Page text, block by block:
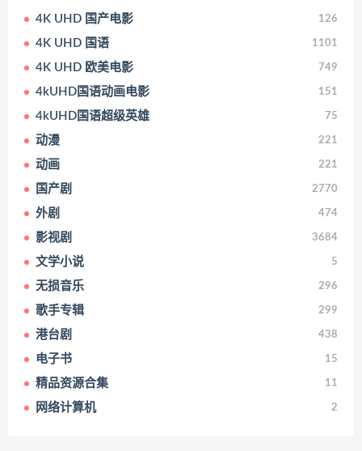
4K UHD 国产电影 126
4K UHD 国语 1101
4K UHD 欧美电影 749
4kUHD国语动画电影 151
4kUHD国语超级英雄 75
动漫 221
动画 221
国产剧 2770
外剧 474
影视剧 3684
文学小说 5
无损音乐 296
歌手专辑 299
港台剧 438
电子书 15
精品资源合集 11
网络计算机 2